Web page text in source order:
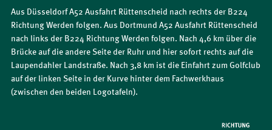
Aus Düsseldorf A52 Ausfahrt Rüttenscheid nach rechts der B224
Richtung Werden folgen. Aus Dortmund A52 Ausfahrt Rüttenscheid
nach links der B224 Richtung Werden folgen. Nach 4,6 km über die
Brücke auf die andere Seite der Ruhr und hier sofort rechts auf die
Laupendahler Landstraße. Nach 3,8 km ist die Einfahrt zum Golfclub
auf der linken Seite in der Kurve hinter dem Fachwerkhaus
(zwischen den beiden Logotafeln).